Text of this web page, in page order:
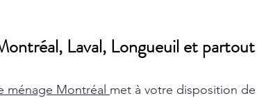
Laval, Longueuil et partout
ménage Montréal met à votre disposition de